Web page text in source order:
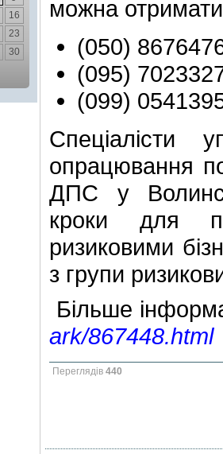
16
23
30
можна
(050)
(095)
(099)
Спеціалісти
опрацювання
ДПС у
кроки для
ризиковими
з групи
Більше
ark/867448.html
Переглядів 440